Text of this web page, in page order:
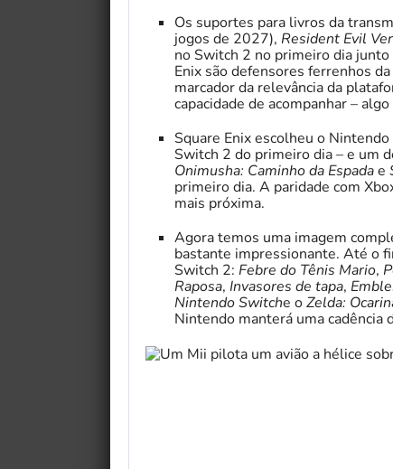
Os suportes para livros da
jogos de 2027), Resident Evil
no Switch 2 no primeiro dia
Enix são defensores ferrenhos
marcador da relevância da
capacidade de acompanhar –
Square Enix escolheu o
Switch 2 do primeiro dia – e um
Onimusha: Caminho da Espadae
primeiro dia. A paridade com
mais próxima.
Agora temos uma imagem
bastante impressionante. Até o
Switch 2: Febre do Tênis Mario,
Raposa, Invasores de tapa,
Nintendo Switche oZelda:
Nintendo manterá uma cadência